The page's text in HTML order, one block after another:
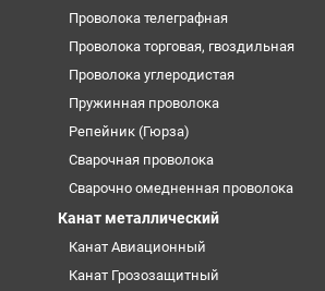
Проволока телеграфная
Проволока торговая, гвоздильная
Проволока углеродистая
Пружинная проволока
Репейник (Гюрза)
Сварочная проволока
Сварочно омедненная проволока
Канат металлический
Канат Авиационный
Канат Грозозащитный